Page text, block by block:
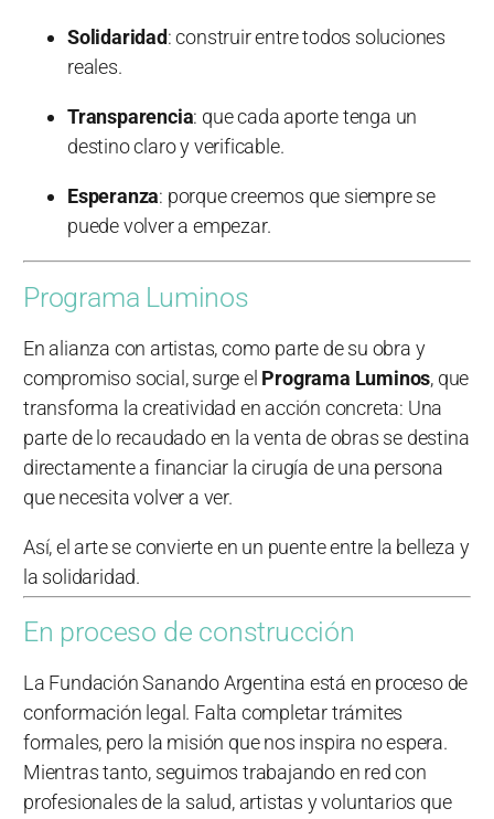
Solidaridad: construir entre todos soluciones
reales.
Transparencia: que cada aporte tenga un
destino claro y verificable.
Esperanza: porque creemos que siempre se
puede volver a empezar.
Programa Luminos
En alianza con artistas, como parte de su obra y
compromiso social, surge el Programa Luminos, que
transforma la creatividad en acción concreta: Una
parte de lo recaudado en la venta de obras se destina
directamente a financiar la cirugía de una persona
que necesita volver a ver.
Así, el arte se convierte en un puente entre la belleza y
la solidaridad.
En proceso de construcción
La Fundación Sanando Argentina está en proceso de
conformación legal. Falta completar trámites
formales, pero la misión que nos inspira no espera.
Mientras tanto, seguimos trabajando en red con
profesionales de la salud, artistas y voluntarios que